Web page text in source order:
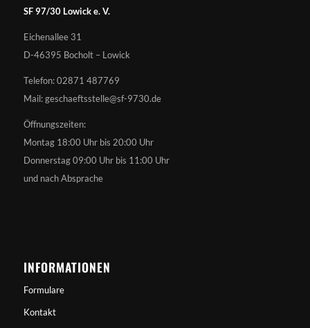
SF 97/30 Lowick e. V.
Eichenallee 31
D-46395 Bocholt – Lowick
Telefon: 02871 487769
Mail: geschaeftsstelle@sf-9730.de
Öffnungszeiten:
Montag 18:00 Uhr bis 20:00 Uhr
Donnerstag 09:00 Uhr bis 11:00 Uhr
und nach Absprache
INFORMATIONEN
Formulare
Kontakt